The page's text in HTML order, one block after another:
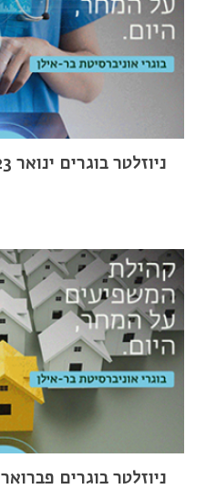
ניוזלטר בוגרים ינואר 2023
ניוזלטר בוגרים פברואר 2023